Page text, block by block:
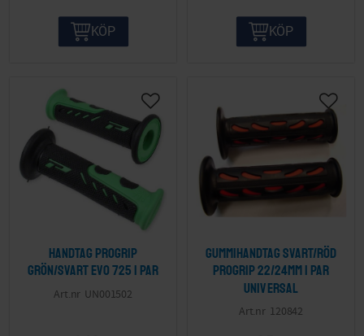
KÖP KÖP
Handtag Progrip
grön/svart EVO 725 1 par
UN001502
Gummihandtag Svart/röd
Progrip 22/24mm 1 par
Universal
120842